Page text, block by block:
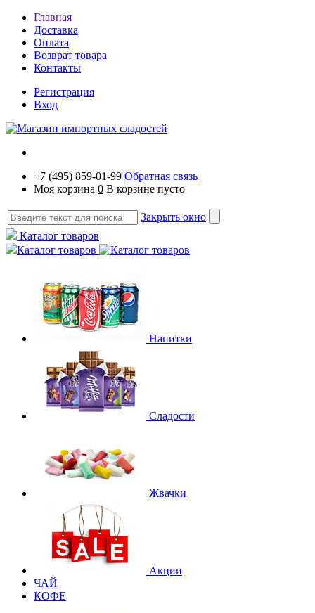
Главная
Доставка
Оплата
Возврат товара
Контакты
Регистрация
Вход
+7 (495) 859-01-99 Обратная связь
Моя корзина 0 В корзине пусто
Закрыть окно
Каталог товаров
Каталог товаров
Напитки
Сладости
Жвачки
Акции
ЧАЙ
КОФЕ